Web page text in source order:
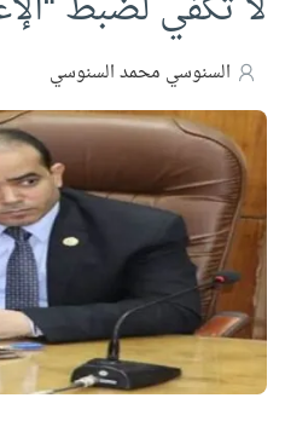
السنوسي محمد السنوسي